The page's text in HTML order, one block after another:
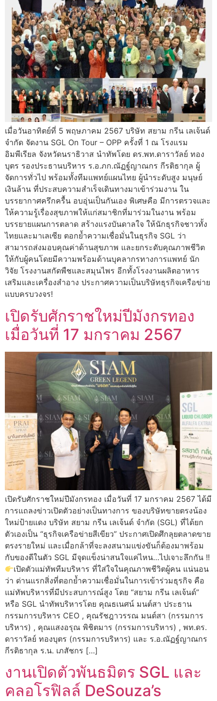
เมื่อวันอาทิตย์ที่ 5 พฤษภาคม 2567 บริษัท สยาม กรีน เลเจ้นด์
จำกัด จัดงาน SGL On Tour – OPP ครั้งที่ 1 ณ โรงแรม
อิมพีเรียล จังหวัดนราธิวาส นำทัพโดย ดร.พท.ดาราวัลย์ ทอง
บุตร รองประธานบริหาร ร.อ.ภก.ณัฏฐ์ญาณกร กีรติธากุล ผู้
จัดการทั่วไป พร้อมทั้งทีมแพทย์แผนไทย ผู้นำระดับสูง มนุษย์
เงินล้าน ที่ประสบความสำเร็จเดินทางมาเข้าร่วมงาน ใน
บรรยากาศครึกครื้น อบอุ่นเป็นกันเอง พิเศษคือ มีการตรวจและ
ให้ความรู้เรื่องสุขภาพให้แก่สมาชิกที่มาร่วมในงาน พร้อม
บรรยายแผนการตลาด สร้างแรงบันดาลใจ ให้นักธุรกิจชาวทั้ง
ไทยและมาเลเซีย ตอกย้ำความเชื่อมั่นในธุรกิจ SGL ว่า
สามารถส่งมอบคุณค่าด้านสุขภาพ และยกระดับคุณภาพชีวิต
ให้กับผู้คนโดยมีความพร้อมด้านบุคลากรทางการแพทย์ นัก
วิจัย โรงงานสกัดพืชและสมุนไพร อีกทั้งโรงงานผลิตอาหาร
เสริมและเครื่องสำอาง ประกาศความเป็นบริษัทธุรกิจเครือข่าย
แบบครบวงจร!
เปิดรับศักราชใหม่ปีมังกรทอง
เมื่อวันที่ 17 มกราคม 2567
เปิดรับศักราชใหม่ปีมังกรทอง เมื่อวันที่ 17 มกราคม 2567 ได้มี
การแถลงข่าวเปิดตัวอย่างเป็นทางการ ของบริษัทขายตรงน้อง
ใหม่ป้ายแดง บริษัท สยาม กรีน เลเจ้นด์ จำกัด (SGL) ที่ได้ยก
ตัวเองเป็น “ธุรกิจเครือข่ายสีเขียว” ประกาศเปิดศึกลุยตลาดขาย
ตรงรายใหม่ และเมื่อกล้าที่จะลงสนามแข่งขันก็ต้องมาพร้อม
กับของดีในตัว SGL มีจุดแข็งน่าสนใจแค่ไหน…ไปเจาะลึกกัน !!
เปิดตัวแม่ทัพทีมบริหาร ที่ใส่ใจในคุณภาพชีวิตผู้คน แน่นอน
ว่า ด่านแรกสิ่งที่ตอกย้ำความเชื่อมั่นในการเข้าร่วมธุรกิจ คือ
แม่ทัพบริหารที่มีประสบการณ์สูง โดย “สยาม กรีน เลเจ้นด์”
หรือ SGL นำทัพบริหารโดย คุณธเนศน์ มนต์สา ประธาน
กรรมการบริหาร CEO , คุณรัชฎาวรรณ มนต์สา (กรรมการ
บริหาร) , คุณแสงอรุณ พิชิตมาร (กรรมการบริหาร) , พท.ดร.
ดาราวัลย์ ทองบุตร (กรรมการบริหาร) และ ร.อ.ณัฏฐ์ญาณกร
กีรติธากุล ร.น. เภสัชกร […]
งานเปิดตัวพันธมิตร SGL และ
คลอโรฟิลล์ DeSouza’s